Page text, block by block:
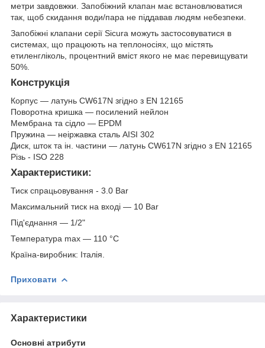
метри завдовжки. Запобіжний клапан має встановлюватися
так, щоб скидання води/пара не піддавав людям небезпеки.
Запобіжні клапани серії Sicura можуть застосовуватися в
системах, що працюють на теплоносіях, що містять
етиленгліколь, процентний вміст якого не має перевищувати
50%.
Конструкція
Корпус — латунь CW617N згідно з EN 12165
Поворотна кришка — посилений нейлон
Мембрана та сідло — EPDM
Пружина — неіржавка сталь AISI 302
Диск, шток та ін. частини — латунь CW617N згідно з EN 12165
Різь - ISO 228
Характеристики:
Тиск спрацьовування - 3.0 Bar
Максимальний тиск на вході — 10 Bar
Під'єднання — 1/2"
Температура max — 110 °C
Країна-виробник: Італія.
Приховати
Характеристики
Основні атрибути